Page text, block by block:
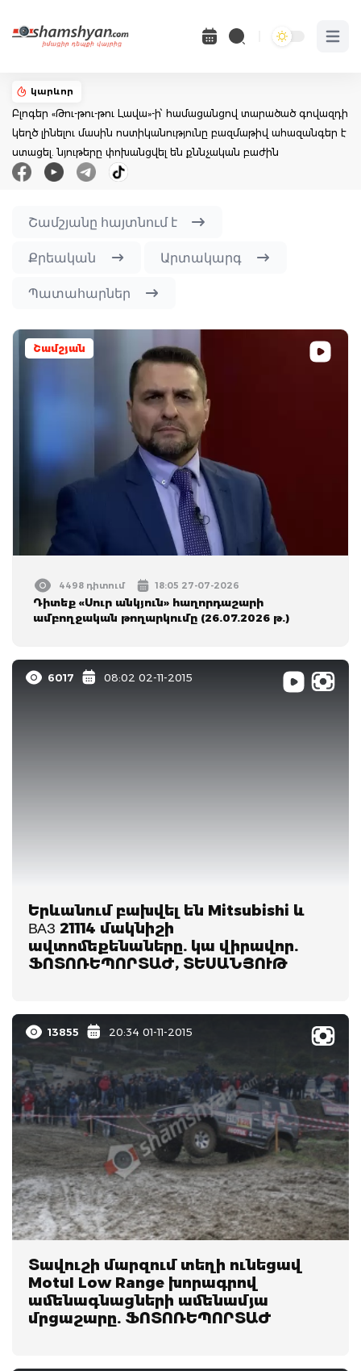
Open
կարևոր
Բլոգեր «Թու-թու-թու Լավա»-ի՝ համացանցով տարածած գովազդի
կեղծ լինելու մասին ոստիկանությունը բազմաթիվ ահազանգեր է
ստացել. նյութերը փոխանցվել են քննչական բաժին
Շամշյանը հայտնում է
Քրեական
Արտակարգ
Պատահարներ
Շամշյան
4498 դիտում 18:05 27-07-2026
Դիտեք «Սուր անկյուն» հաղորդաշարի
ամբողջական թողարկումը (26.07.2026 թ.)
6017 08:02 02-11-2015
Երևանում բախվել են Mitsubishi և
ВАЗ 21114 մակնիշի
ավտոմեքենաները. կա վիրավոր.
ՖՈՏՈՌԵՊՈՐՏԱԺ, ՏԵՍԱՆՅՈՒԹ
13855 20:34 01-11-2015
Տավուշի մարզում տեղի ունեցավ
Motul Low Range խորագրով
ամենագնացների ամենամյա
մրցաշարը. ՖՈՏՈՌԵՊՈՐՏԱԺ